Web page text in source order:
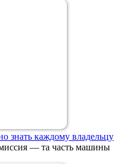
знать каждому владельцу
— та часть машины